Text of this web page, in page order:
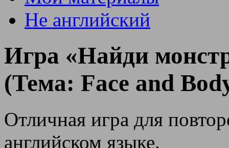
Не английский
Игра «Найди
(Тема: Face and
Отличная игра для
английском языке.